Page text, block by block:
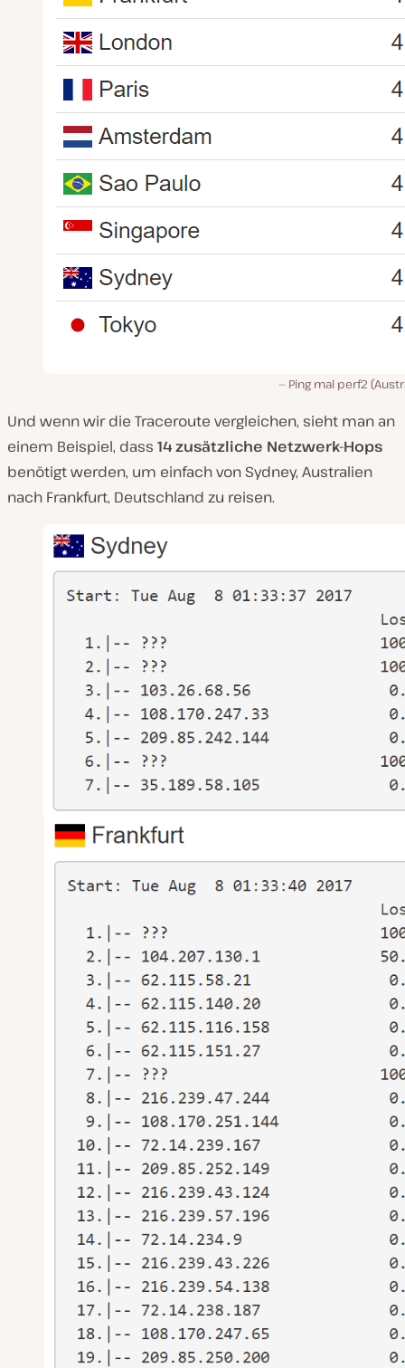
Ping mal perf2
Und wenn wir die Traceroute vergleichen, sieht man an
einem Beispiel, dass 14 zusätzliche Netzwerk-Hops
benötigt werden, um einfach von Sydney, Australien
nach Frankfurt, Deutschland zu reisen.